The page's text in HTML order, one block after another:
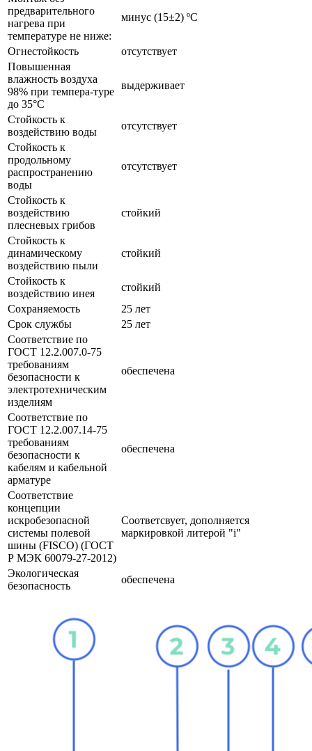
предварительного
нагрева при
температуре не ниже:
минус (15±2) ºС
Огнестойкость
отсутствует
Повышенная
влажность воздуха
98% при темпера-туре
до 35°С
выдерживает
Стойкость к
воздействию воды
отсутствует
Стойкость к
продольному
распространению
воды
отсутствует
Стойкость к
воздействию
плесневых грибов
стойкий
Стойкость к
динамическому
воздействию пыли
стойкий
Стойкость к
воздействию инея
стойкий
Сохраняемость
25 лет
Срок службы
25 лет
Соответствие по
ГОСТ 12.2.007.0-75
требованиям
безопасности к
электротехническим
изделиям
обеспечена
Соответствие по
ГОСТ 12.2.007.14-75
требованиям
безопасности к
кабелям и кабельной
арматуре
обеспечена
Соответствие
концепции
искробезопасной
системы полевой
шины (FISCO) (ГОСТ
Р МЭК 60079-27-2012)
Соответсвует, дополняется
маркировкой литерой "i"
Экологическая
безопасность
обеспечена